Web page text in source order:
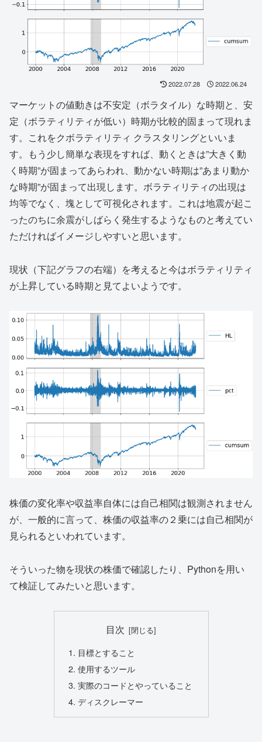
2022.07.28 2022.06.24
マーケットの値動きは不安定（ボラタイル）な時期と、安
定（ボラティリティが低い）時期が比較的固まって現れま
す。これをクボラティリティ クラスタリングといいま
す。もう少し簡単な表現をすれば、動くときは”大きく動
く時期”が固まってあらわれ、動かない時期は”あまり動か
な時期”が固まって出現します。ボラティリティの出現は
均等でなく、塊として可視化されます。これは地震が起こ
ったのちに余震がしばらく発生するようなものと考えてい
ただければイメージしやすいと思います。
現状（下記グラフの右端）を考えると今はボラティリティ
が上昇している時期と見てよいようです。
株価の変化率や収益率自体には自己相関は観測されません
が、一般的に言って、株価の収益率の２乗には自己相関が
見られるといわれています。
そういった物を現状の株価で確認したり、Pythonを用い
て検証してみたいと思います。
目次
目標とすること
使用するツール
実際のコードとやっていること
ディスクレーマー